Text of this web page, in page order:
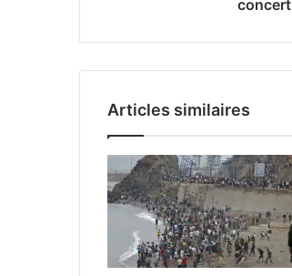
concert
Articles similaires